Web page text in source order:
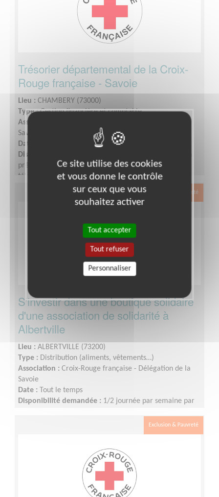
Trésorier départemental de la Croix-
Rouge française - Savoie
Lieu : CHAMBERY (73000)
Type :Gestion financière et comptable
Association :
Savoie
Date :
Disponibilité demandée :
présentiel dans les locaux, le reste peut se faire en
télébénévolat.
Exclusion & Pauvreté
S'investir dans une boutique solidaire
d'une association de solidarité à
Albertville
Lieu : ALBERTVILLE (73200)
Type : Distribution (aliments, vêtements…)
Association : Croix-Rouge française - Délégation de la
Savoie
Date :
Tout le temps
Disponibilité demandée : 1/2 journée par semaine par
Exclusion & Pauvreté
Ce site utilise des cookies
et vous donne le contrôle
sur ceux que vous
souhaitez activer
Tout accepter
Tout refuser
Personnaliser